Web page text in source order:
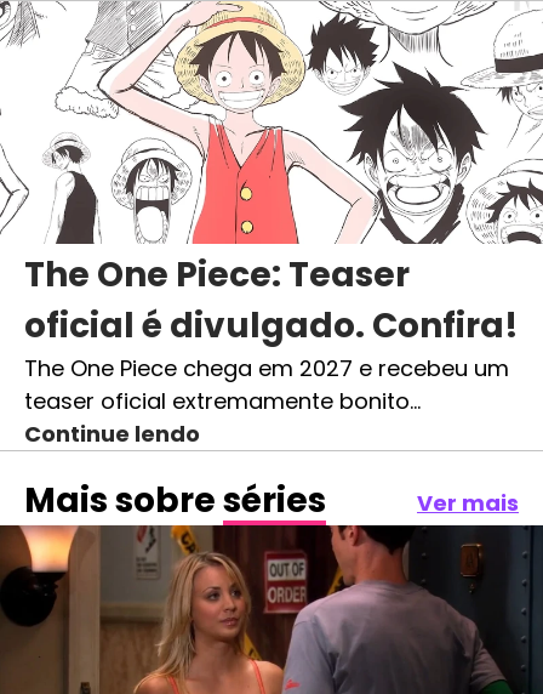
The One Piece: Teaser
oficial é divulgado. Confira!
The One Piece chega em 2027 e recebeu um
teaser oficial extremamente bonito…
Continue lendo
Mais sobreséries Ver mais